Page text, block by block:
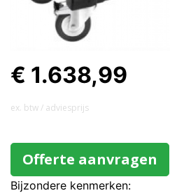
€ 1.638,99
ex. btw / adviesprijs
Offerte aanvragen
Bijzondere kenmerken: